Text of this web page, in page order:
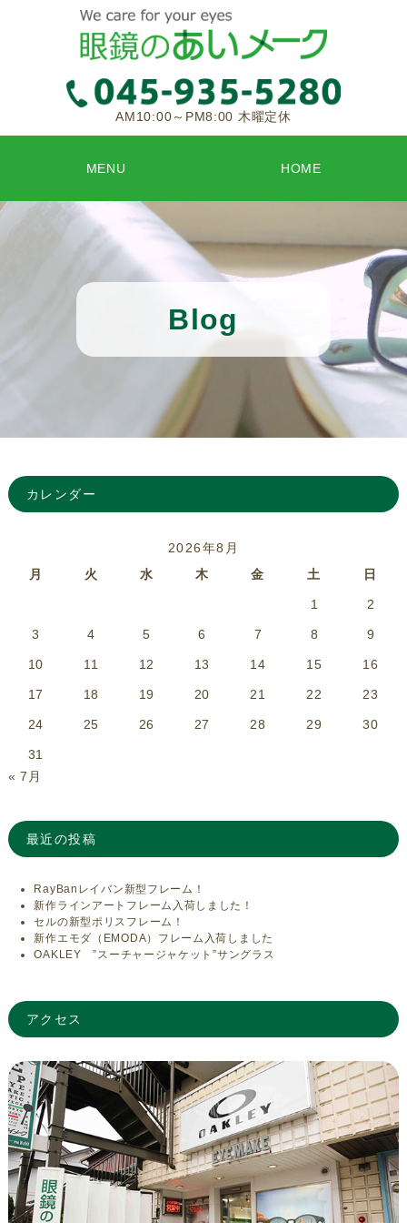
AM10:00～PM8:00 木曜定休
MENU HOME
Blog
カレンダー
2026年8月
月
火 水 木 金 土 日
1 2
3 4 5 6 7 8 9
10 11 12 13 14 15 16
17 18 19 20 21 22 23
24 25 26 27 28 29 30
31
« 7月
最近の投稿
RayBanレイバン新型フレーム！
新作ラインアートフレーム入荷しました！
セルの新型ポリスフレーム！
新作エモダ（EMODA）フレーム入荷しました
OAKLEY ”スーチャージャケット”サングラス
アクセス